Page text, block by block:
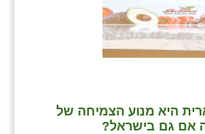
היא מנוע הצמיחה של
אם גם בישראל?